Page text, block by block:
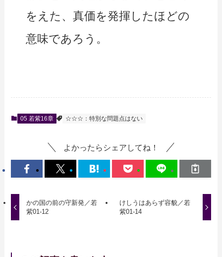
をえた、真価を発揮したほどの
意味であろう。
05 若紫16章 ☆☆☆：特別な問題点はない
よかったらシェアしてね！
かの国の前の守新発／若
紫01-12
けしうはあらず容貌／若
紫01-14